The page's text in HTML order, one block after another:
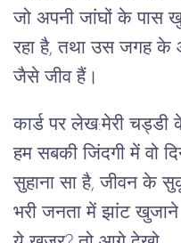
जो अपनी जांघों के पास
रहा है, तथा उस जगह
जैसे जीव हैं।
कार्ड पर लेख:मेरी चड्डी
हम सबकी जिंदगी में वो
सुहाना सा है, जीवन के
भरी जनता में झांट